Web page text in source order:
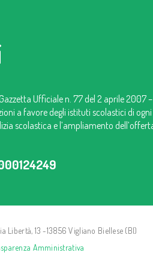
Ufficiale n. 77 del 2 aprile 2007
a favore degli istituti scolastici di
scolastica e l’ampliamento
Libertà, 13 -13856 Vigliano Biellese (BI)
Amministrativa